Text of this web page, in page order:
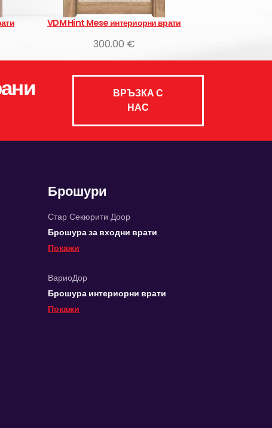
Mese интериорни врати
ВРЪЗКА С
НАС
Брошури
Стар Секюрити Доор
Брошура за входни врати
Покажи
ВариоДор
Брошура интериорни врати
Покажи